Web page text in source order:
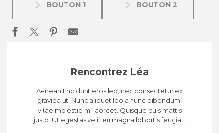
BOUTON 1 BOUTON 2
Rencontrez Léa
Aenean tincidunt eros leo, nec consectetur ex
gravida ut. Nunc aliquet leo a nunc bibendum,
vitae molestie mi laoreet. Quisque quis mattis
justo. Ut egestas velit eu magna lobortis feugiat.